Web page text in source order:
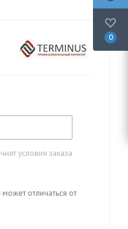
условия заказа
отличаться от
0